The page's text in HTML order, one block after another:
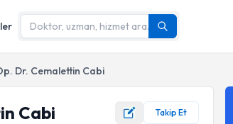
Dr. Cemalettin Cabi
Cabi Takip Et